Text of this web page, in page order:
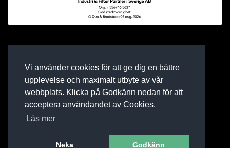
Vi använder cookies för att ge dig en bättre
upplevelse och maximalt utbyte av vår
webbplats. Klicka på Godkänn nedan för att
acceptera användandet av Cookies.
Läs mer
Neka Godkänn